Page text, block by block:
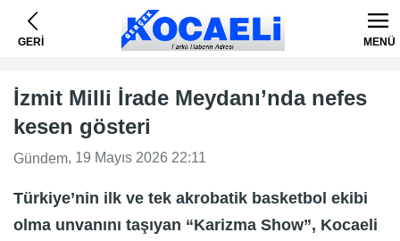
GERİ MENÜ
İzmit Milli İrade Meydanı’nda nefes
kesen gösteri
Gündem, 19 Mayıs 2026 22:11
Türkiye’nin ilk ve tek akrobatik basketbol ekibi
olma unvanını taşıyan “Karizma Show”, Kocaeli